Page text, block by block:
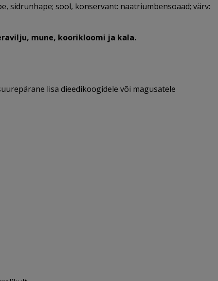
sidrunhape; sool, konservant: naatriumbensoaad; värv:
mune, koorikloomi ja kala.
lisa dieedikoogidele või magusatele